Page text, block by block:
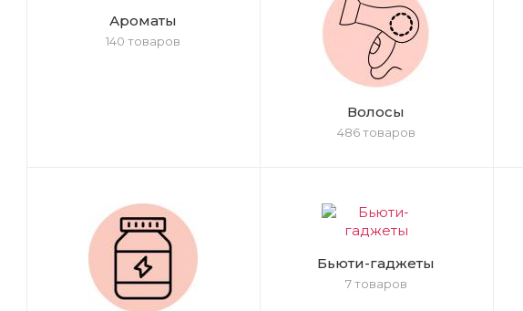
Ароматы
140 товаров
Волосы
486 товаров
Бьюти-гаджеты
7 товаров